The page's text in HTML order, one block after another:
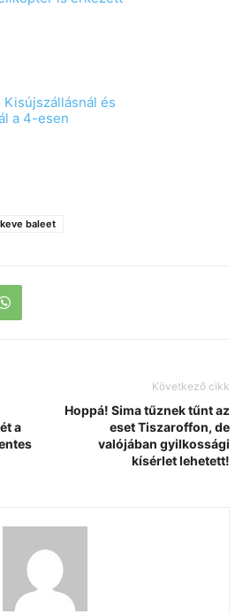
és
a 4-esen
baleet
a
Következő cikk
Hoppá! Sima tűznek tűnt az
eset Tiszaroffon, de
valójában gyilkossági
kísérlet lehetett!